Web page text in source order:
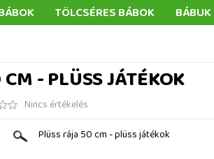
TÖLCSÉRES BÁBOK
BÁBUK
- PLÜSS JÁTÉKOK
Nincs értékelés
Plüss rája 50 cm - plüss játékok